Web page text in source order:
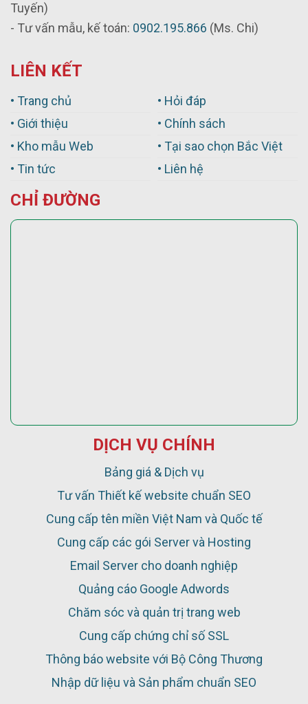
Tuyến)
- Tư vấn mẫu, kế toán: 0902.195.866 (Ms. Chi)
LIÊN KẾT
• Trang chủ
• Giới thiệu
• Kho mẫu Web
• Tin tức
• Hỏi đáp
• Chính sách
• Tại sao chọn Bắc Việt
• Liên hệ
CHỈ ĐƯỜNG
DỊCH VỤ CHÍNH
Bảng giá & Dịch vụ
Tư vấn Thiết kế website chuẩn SEO
Cung cấp tên miền Việt Nam và Quốc tế
Cung cấp các gói Server và Hosting
Email Server cho doanh nghiệp
Quảng cáo Google Adwords
Chăm sóc và quản trị trang web
Cung cấp chứng chỉ số SSL
Thông báo website với Bộ Công Thương
Nhập dữ liệu và Sản phẩm chuẩn SEO